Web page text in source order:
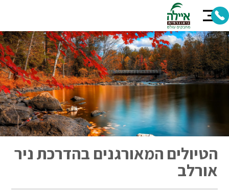
הטיולים המאורגנים בהדרכת ניר
אורלב